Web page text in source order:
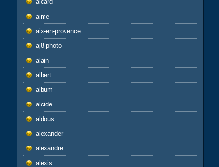
aicard
aime
aix-en-provence
aj8-photo
alain
albert
album
alcide
aldous
alexander
alexandre
alexis